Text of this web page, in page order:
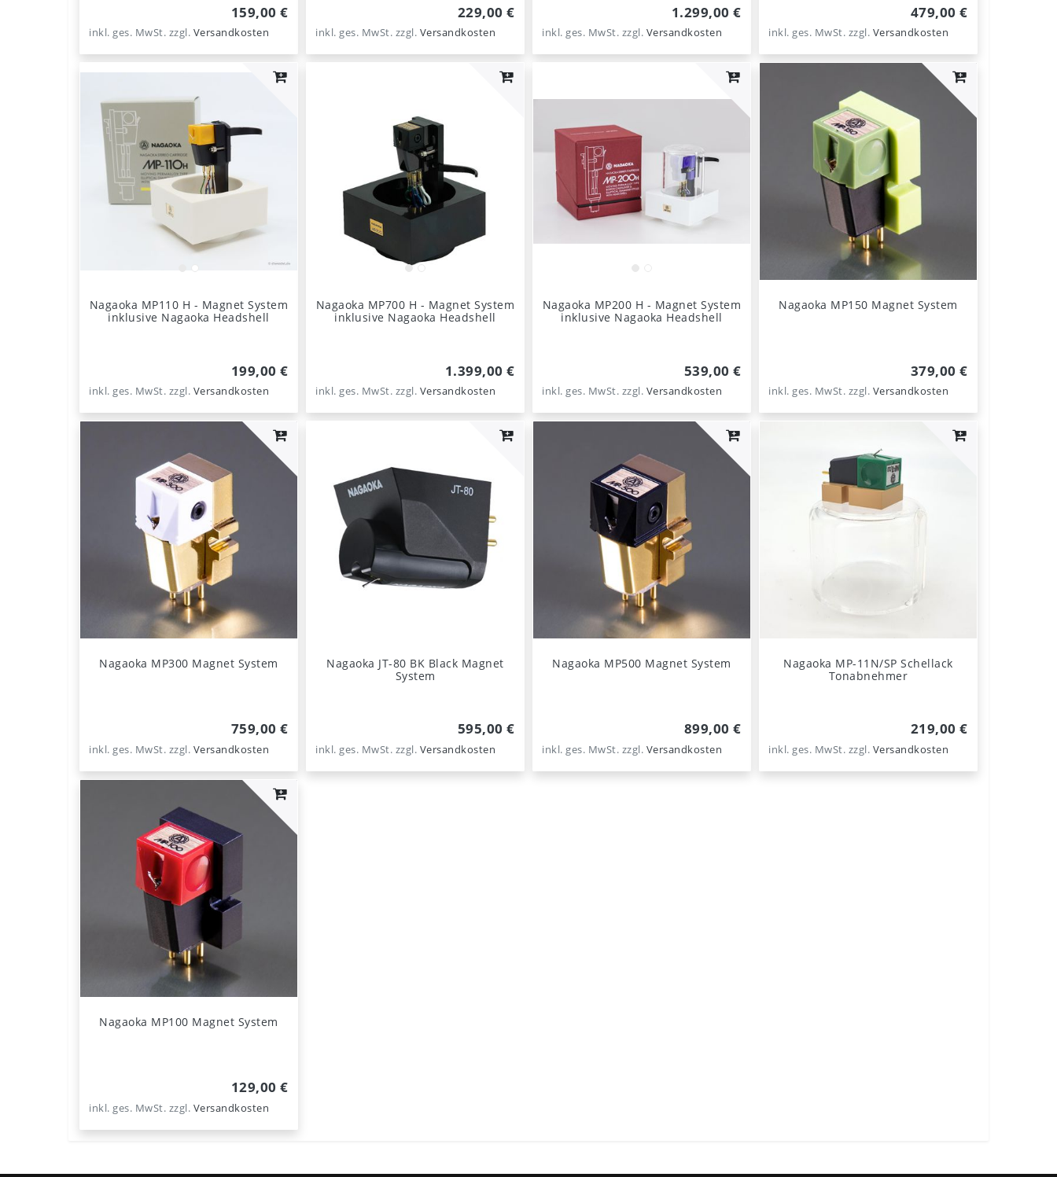
159,00 €
inkl. ges. MwSt. zzgl. Versandkosten
229,00 €
inkl. ges. MwSt. zzgl. Versandkosten
1.299,00 €
inkl. ges. MwSt. zzgl. Versandkosten
479,00 €
inkl. ges. MwSt. zzgl. Versandkosten
Nagaoka MP110 H - Magnet System
inklusive Nagaoka Headshell
199,00 €
inkl. ges. MwSt. zzgl. Versandkosten
Nagaoka MP700 H - Magnet System
inklusive Nagaoka Headshell
1.399,00 €
inkl. ges. MwSt. zzgl. Versandkosten
Nagaoka MP200 H - Magnet System
inklusive Nagaoka Headshell
539,00 €
inkl. ges. MwSt. zzgl. Versandkosten
Nagaoka MP150 Magnet System
379,00 €
inkl. ges. MwSt. zzgl. Versandkosten
Nagaoka MP300 Magnet System
759,00 €
inkl. ges. MwSt. zzgl. Versandkosten
Nagaoka JT-80 BK Black Magnet
System
595,00 €
inkl. ges. MwSt. zzgl. Versandkosten
Nagaoka MP500 Magnet System
899,00 €
inkl. ges. MwSt. zzgl. Versandkosten
Nagaoka MP-11N/SP Schellack
Tonabnehmer
219,00 €
inkl. ges. MwSt. zzgl. Versandkosten
Nagaoka MP100 Magnet System
129,00 €
inkl. ges. MwSt. zzgl. Versandkosten